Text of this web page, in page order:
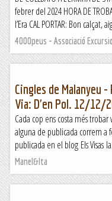
febrer del 2024 HORA DE
l’Era CAL PORTAR: Bon calçat,
4000peus - Associació
Cingles de Malanyeu
Via: D'en Pol. 12/12/
Cada cop ens costa més
alguna de publicada correm a
publicada en el blog Els Visas
Manel&Ita